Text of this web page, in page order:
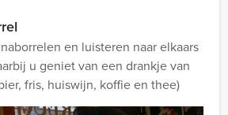
en luisteren naar elkaars
u geniet van een drankje van
fris, huiswijn, koffie en thee)